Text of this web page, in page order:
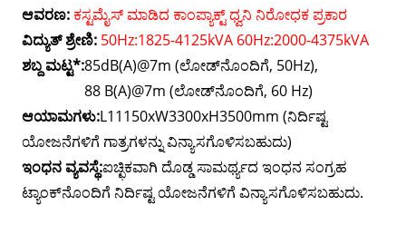
ಆವರಣ: ಕಸ್ಟಮೈಸ್ ಮಾಡಿದ ಕಾಂಪ್ಯಾಕ್ಟ್ ಧ್ವನಿ ನಿರೋಧಕ ಪ್ರಕಾರ
ವಿದ್ಯುತ್ ಶ್ರೇಣಿ: 50Hz:1825-4125kVA 60Hz:2000-4375kVA
ಶಬ್ದ ಮಟ್ಟ*:85dB(A)@7m (ಲೋಡ್‌ನೊಂದಿಗೆ, 50Hz),
88 B(A)@7m (ಲೋಡ್‌ನೊಂದಿಗೆ, 60 Hz)
ಆಯಾಮಗಳು:L11150xW3300xH3500mm (ನಿರ್ದಿಷ್ಟ
ಯೋಜನೆಗಳಿಗೆ ಗಾತ್ರಗಳನ್ನು ವಿನ್ಯಾಸಗೊಳಿಸಬಹುದು)
ಇಂಧನ ವ್ಯವಸ್ಥೆ:ಐಚ್ಛಿಕವಾಗಿ ದೊಡ್ಡ ಸಾಮರ್ಥ್ಯದ ಇಂಧನ ಸಂಗ್ರಹ
ಟ್ಯಾಂಕ್‌ನೊಂದಿಗೆ ನಿರ್ದಿಷ್ಟ ಯೋಜನೆಗಳಿಗೆ ವಿನ್ಯಾಸಗೊಳಿಸಬಹುದು.